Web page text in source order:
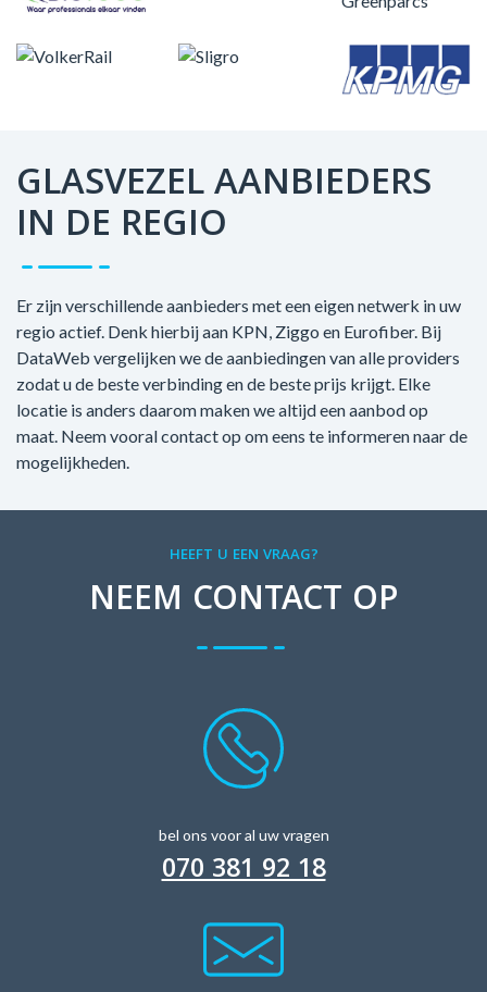
GLASVEZEL AANBIEDERS
IN DE REGIO
Er zijn verschillende aanbieders met een eigen netwerk in uw
regio actief. Denk hierbij aan KPN, Ziggo en Eurofiber. Bij
DataWeb vergelijken we de aanbiedingen van alle providers
zodat u de beste verbinding en de beste prijs krijgt. Elke
locatie is anders daarom maken we altijd een aanbod op
maat. Neem vooral contact op om eens te informeren naar de
mogelijkheden.
HEEFT U EEN VRAAG?
NEEM CONTACT OP
bel ons voor al uw vragen
070 381 92 18